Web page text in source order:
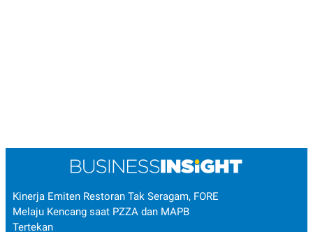
Kinerja Emiten Restoran Tak Seragam, FORE
Melaju Kencang saat PZZA dan MAPB
Tertekan